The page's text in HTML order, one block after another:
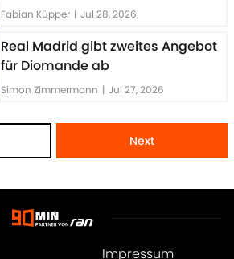
Fabian Küpper | Jul 28, 2026
Real Madrid gibt zweites Angebot
für Diomande ab
Simon Zimmermann | Jul 27, 2026
Next
Impressum